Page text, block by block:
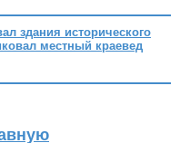
здания исторического
местный краевед